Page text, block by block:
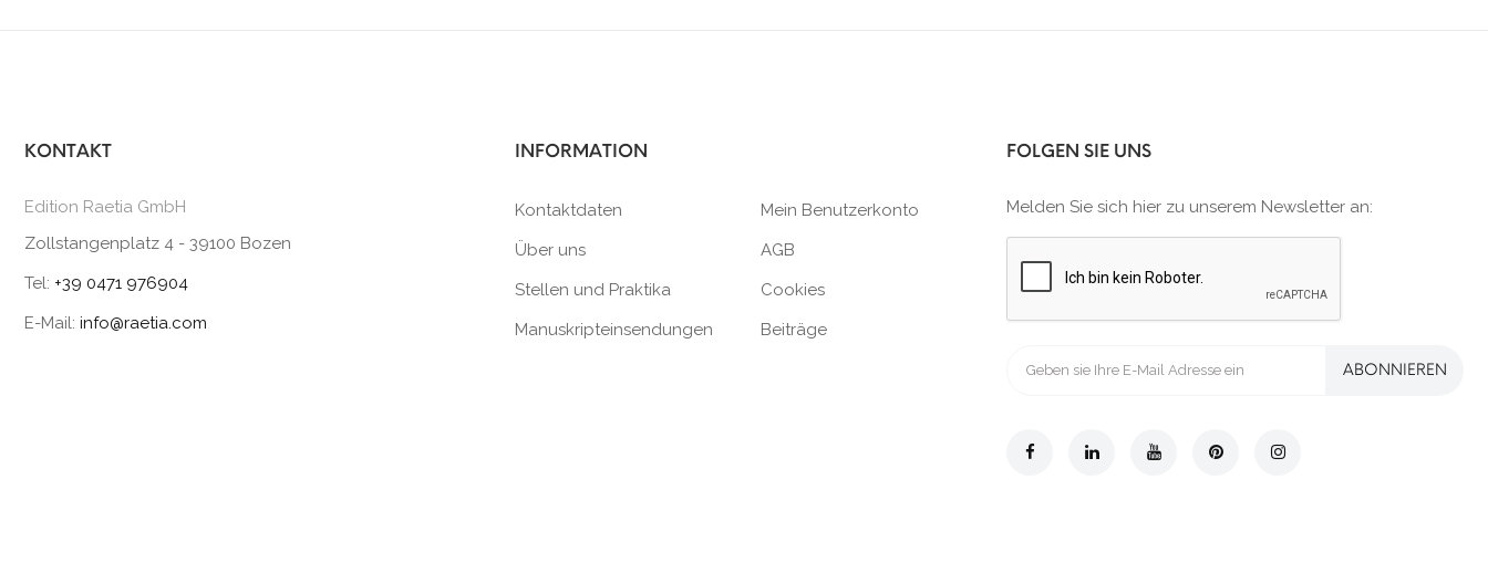
KONTAKT
Edition Raetia GmbH
Zollstangenplatz 4 - 39100 Bozen
Tel: +39 0471 976904
E-Mail: info@raetia.com
INFORMATION
Kontaktdaten
Über uns
Stellen und Praktika
Manuskripteinsendungen
Mein Benutzerkonto
AGB
Cookies
Beiträge
FOLGEN SIE UNS
Melden Sie sich hier zu unserem Newsletter an:
ABONNIEREN